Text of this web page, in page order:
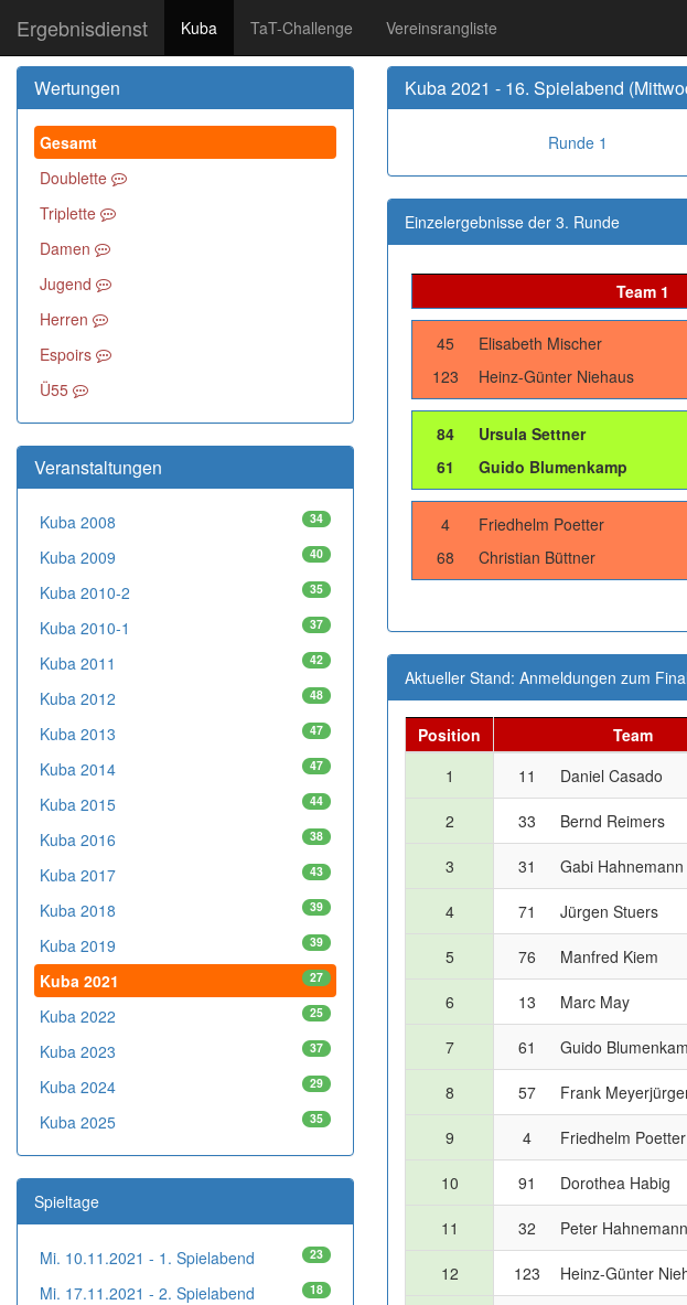
Ergebnisdienst Kuba TaT-Challenge Vereinsrangliste
Kuba 2021 - 16. Spielabend
Runde 1
Einzelergebnisse der 3. Runde
Team 1
45
Elisabeth Mischer
123
Heinz-Günter Niehaus
84
Ursula Settner
61
Guido Blumenkamp
4
Friedhelm Poetter
68
Christian Büttner
Aktueller Stand: Anmeldungen zum
Position Team
1
11 Daniel Casado
2 33 Bernd Reimers
3 31 Gabi Hahnemann
4 71 Jürgen Stuers
5 76 Manfred Kiem
6 13 Marc May
7 61 Guido
8 57 Frank
9 4 Friedhelm Poetter
10 91 Dorothea Habig
11 32 Peter Hahnemann
12 123 Heinz-Günter
Wertungen
Gesamt
Doublette
Triplette
Damen
Jugend
Herren
Espoirs
Ü55
Veranstaltungen
34
Kuba 2008
40
Kuba 2009
35
Kuba 2010-2
37
Kuba 2010-1
42
Kuba 2011
48
Kuba 2012
47
Kuba 2013
47
Kuba 2014
44
Kuba 2015
38
Kuba 2016
43
Kuba 2017
39
Kuba 2018
39
Kuba 2019
27
Kuba 2021
25
Kuba 2022
37
Kuba 2023
29
Kuba 2024
35
Kuba 2025
Spieltage
23
Mi. 10.11.2021 - 1. Spielabend
18
Mi. 17.11.2021 - 2. Spielabend